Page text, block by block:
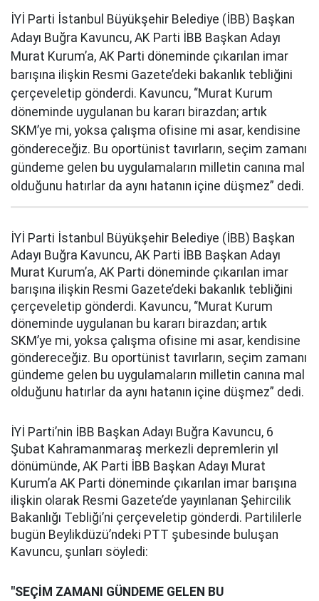
İYİ Parti İstanbul Büyükşehir Belediye (İBB) Başkan
Adayı Buğra Kavuncu, AK Parti İBB Başkan Adayı
Murat Kurum’a, AK Parti döneminde çıkarılan imar
barışına ilişkin Resmi Gazete’deki bakanlık tebliğini
çerçeveletip gönderdi. Kavuncu, “Murat Kurum
döneminde uygulanan bu kararı birazdan; artık
SKM’ye mi, yoksa çalışma ofisine mi asar, kendisine
göndereceğiz. Bu oportünist tavırların, seçim zamanı
gündeme gelen bu uygulamaların milletin canına mal
olduğunu hatırlar da aynı hatanın içine düşmez” dedi.
İYİ Parti İstanbul Büyükşehir Belediye (İBB) Başkan
Adayı Buğra Kavuncu, AK Parti İBB Başkan Adayı
Murat Kurum’a, AK Parti döneminde çıkarılan imar
barışına ilişkin Resmi Gazete’deki bakanlık tebliğini
çerçeveletip gönderdi. Kavuncu, “Murat Kurum
döneminde uygulanan bu kararı birazdan; artık
SKM’ye mi, yoksa çalışma ofisine mi asar, kendisine
göndereceğiz. Bu oportünist tavırların, seçim zamanı
gündeme gelen bu uygulamaların milletin canına mal
olduğunu hatırlar da aynı hatanın içine düşmez” dedi.
İYİ Parti’nin İBB Başkan Adayı Buğra Kavuncu, 6
Şubat Kahramanmaraş merkezli depremlerin yıl
dönümünde, AK Parti İBB Başkan Adayı Murat
Kurum’a AK Parti döneminde çıkarılan imar barışına
ilişkin olarak Resmi Gazete’de yayınlanan Şehircilik
Bakanlığı Tebliği’ni çerçeveletip gönderdi. Partililerle
bugün Beylikdüzü’ndeki PTT şubesinde buluşan
Kavuncu, şunları söyledi:
"SEÇİM ZAMANI GÜNDEME GELEN BU